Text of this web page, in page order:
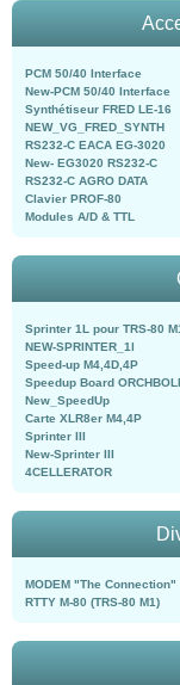
PCM 50/40 Interface
New-PCM 50/40 Interface
Synthétiseur FRED LE-16
NEW_VG_FRED_SYNTH
RS232-C EACA EG-3020
New- EG3020 RS232-C
RS232-C AGRO DATA
Clavier PROF-80
Modules A/D & TTL
Sprinter 1L pour TRS-80
NEW-SPRINTER_1l
Speed-up M4,4D,4P
Speedup Board
New_SpeedUp
Carte XLR8er M4,4P
Sprinter III
New-Sprinter III
4CELLERATOR
MODEM "The Connection"
RTTY M-80 (TRS-80 M1)